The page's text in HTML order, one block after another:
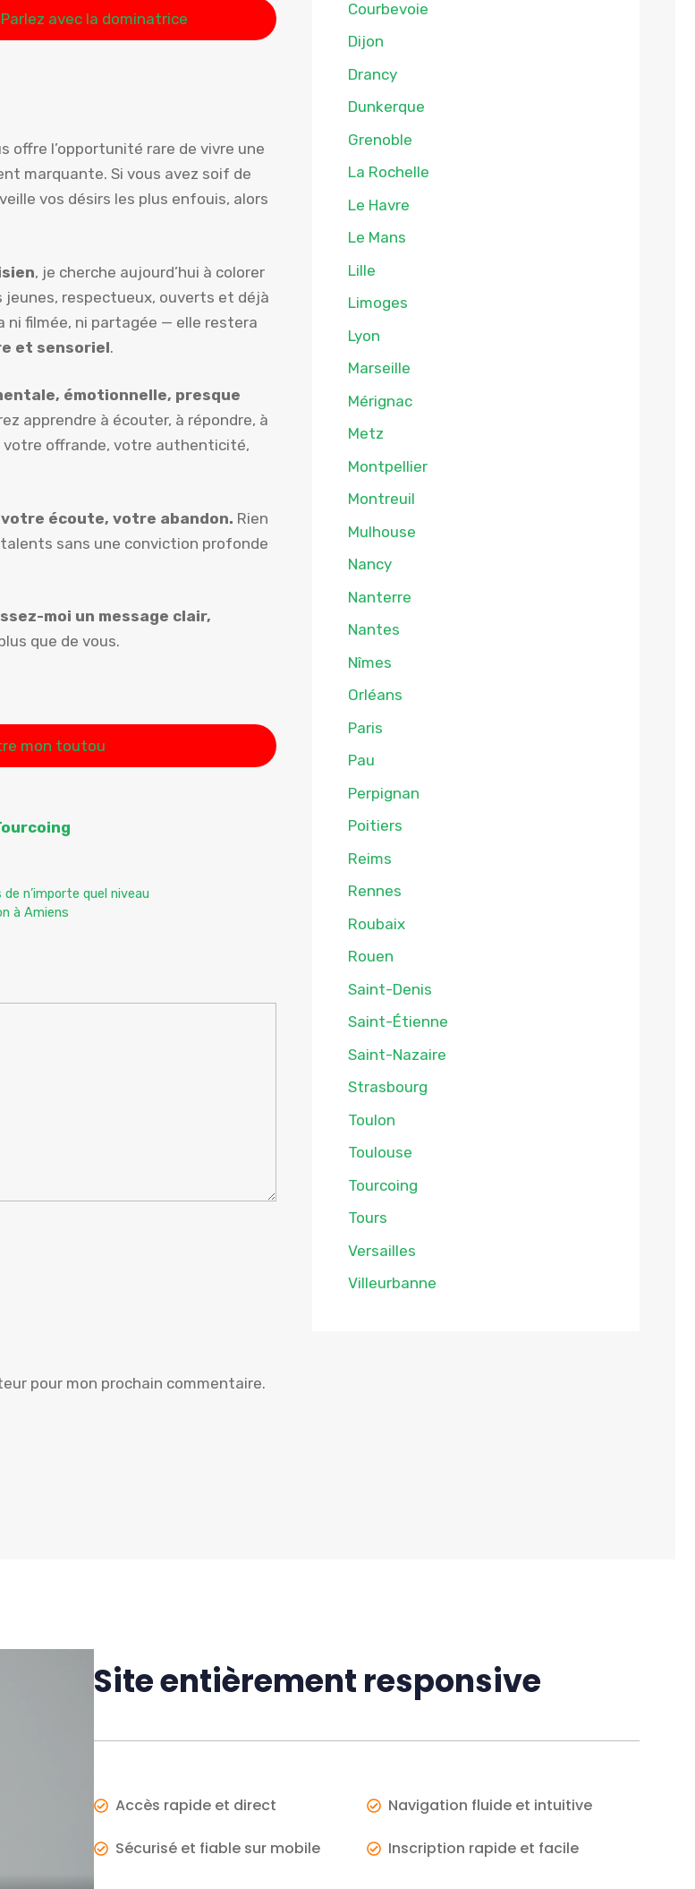
Parlez avec la dominatrice
offre l’opportunité rare de vivre une
marquante. Si vous avez soif de
vos désirs les plus enfouis, alors
, je cherche aujourd’hui à colorer
jeunes, respectueux, ouverts et déjà
ni filmée, ni partagée — elle restera
et sensoriel.
émotionnelle, presque
apprendre à écouter, à répondre, à
votre offrande, votre authenticité,
écoute, votre abandon. Rien
talents sans une conviction profonde
moi un message clair,
que de vous.
mon toutou
n’importe quel niveau
à Amiens
pour mon prochain commentaire.
Courbevoie
Dijon
Drancy
Dunkerque
Grenoble
La Rochelle
Le Havre
Le Mans
Lille
Limoges
Lyon
Marseille
Mérignac
Metz
Montpellier
Montreuil
Mulhouse
Nancy
Nanterre
Nantes
Nîmes
Orléans
Paris
Pau
Perpignan
Poitiers
Reims
Rennes
Roubaix
Rouen
Saint-Denis
Saint-Étienne
Saint-Nazaire
Strasbourg
Toulon
Toulouse
Tourcoing
Tours
Versailles
Villeurbanne
Site entièrement responsive
Accès rapide et direct
Sécurisé et fiable sur mobile
Navigation fluide et intuitive
Inscription rapide et facile